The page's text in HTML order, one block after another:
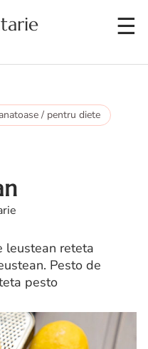
/ pentru diete
leustean reteta
Pesto de
pesto